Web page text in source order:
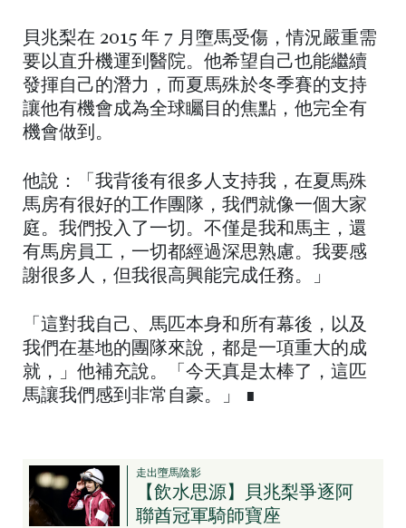
貝兆梨在 2015 年 7 月墮馬受傷，情況嚴重需
要以直升機運到醫院。他希望自己也能繼續
發揮自己的潛力，而夏馬殊於冬季賽的支持
讓他有機會成為全球矚目的焦點，他完全有
機會做到。
他說：「我背後有很多人支持我，在夏馬殊
馬房有很好的工作團隊，我們就像一個大家
庭。我們投入了一切。不僅是我和馬主，還
有馬房員工，一切都經過深思熟慮。我要感
謝很多人，但我很高興能完成任務。」
「這對我自己、馬匹本身和所有幕後，以及
我們在基地的團隊來說，都是一項重大的成
就，」他補充說。「今天真是太棒了，這匹
馬讓我們感到非常自豪。」 ∎
走出墮馬陰影
【飲水思源】貝兆梨爭逐阿
聯酋冠軍騎師寶座